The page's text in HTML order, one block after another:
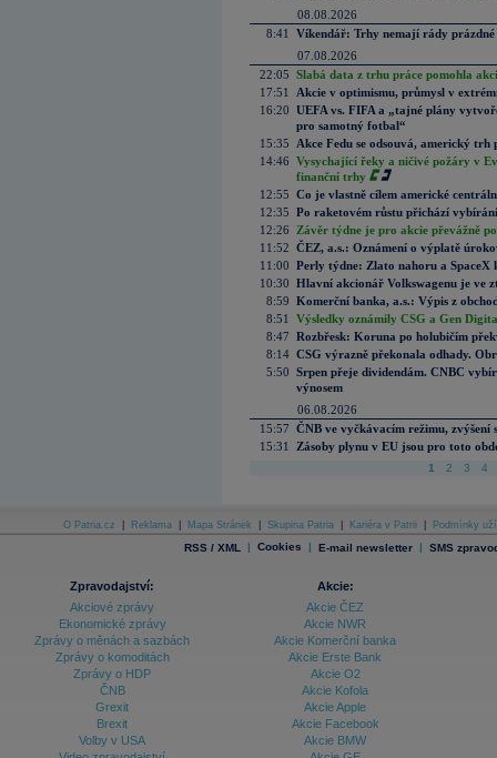
08.08.2026
8:41
Víkendář: Trhy nemají rády prázdné
07.08.2026
22:05 Slabá data z trhu práce pomohla
17:51
Akcie v optimismu, průmysl v
16:20 UEFA vs. FIFA a „tajné plány
pro samotný fotbal“
15:35
Akce Fedu se odsouvá, americký
14:46 Vysychající řeky a ničivé požáry v
finanční trhy
12:55 Co je vlastně cílem americké
12:35 Po raketovém růstu přichází
12:26
Závěr týdne je pro akcie převážně
11:52 ČEZ, a.s.: Oznámení o výplatě
11:00 Perly týdne: Zlato nahoru a SpaceX
10:30 Hlavní akcionář Volkswagenu je ve
8:59 Komerční banka, a.s.: Výpis z
8:51
Výsledky oznámily CSG a Gen
8:47 Rozbřesk: Koruna po holubičím
8:14 CSG výrazně překonala odhady.
5:50 Srpen přeje dividendám. CNBC
výnosem
06.08.2026
15:57 ČNB ve vyčkávacím režimu, zvýšení
15:31
Zásoby plynu v EU jsou pro toto
1 2 3 4
O Patria.cz Reklama Mapa Stránek Skupina Patria Kariéra v Patrii Podmínky
RSS / XML | Cookies | E-mail newsletter | SMS
Zpravodajství:
Akciové zprávy
Ekonomické zprávy
Zprávy o měnách a sazbách
Zprávy o komoditách
Zprávy o HDP
ČNB
Grexit
Brexit
Volby v USA
Akcie:
Akcie ČEZ
Akcie NWR
Akcie Komerční banka
Akcie Erste Bank
Akcie O2
Akcie Kofola
Akcie Apple
Akcie Facebook
Akcie BMW